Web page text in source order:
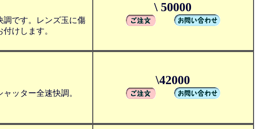
調です。レンズ玉に傷
けします。
\ 50000
ッター全速快調。
\42000